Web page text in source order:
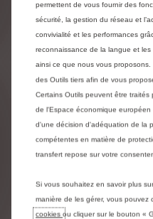
Le programme «
s’enrichit d’un nouveau
simple, transparent et
Choisissez en toute
ë-C4 Électrique
Louez sans
Le parcours de
entièrement en ligne
l’adresse de votre choix
À partir de 260 €
*En France
Louer un
permettent de vous fournir des
sécurité, la gestion du réseau et
convivialité et les performances
reconnaissance de la langue et
ainsi ce que nous vous
des Outils tiers afin de vous
Certains Outils peuvent être
de l'Espace économique
d'une décision d'adéquation de la
compétentes en matière de
transfert repose sur votre
Si vous souhaitez en savoir plus
manière de les gérer, vous pouvez
cookies ou cliquer sur le bouton «